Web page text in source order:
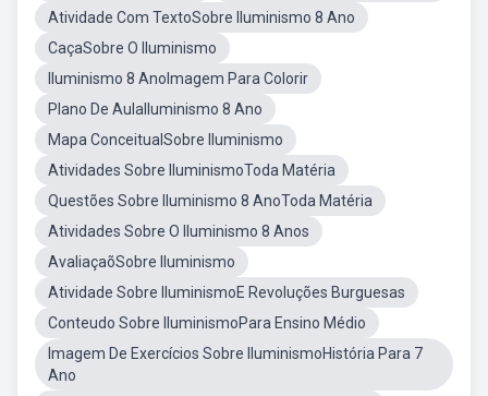
Atividade Com TextoSobre Iluminismo 8 Ano
CaçaSobre O Iluminismo
Iluminismo 8 AnoImagem Para Colorir
Plano De AulaIluminismo 8 Ano
Mapa ConceitualSobre Iluminismo
Atividades Sobre IluminismoToda Matéria
Questões Sobre Iluminismo 8 AnoToda Matéria
Atividades Sobre O Iluminismo 8 Anos
AvaliaçaõSobre Iluminismo
Atividade Sobre IluminismoE Revoluções Burguesas
Conteudo Sobre IluminismoPara Ensino Médio
Imagem De Exercícios Sobre IluminismoHistória Para 7
Ano